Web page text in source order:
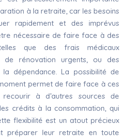
à la retraite, car les besoins
rapidement et des imprévus
nécessaire de faire face à des
que des frais médicaux
de rénovation urgents, ou des
dépendance. La possibilité de
permet de faire face à ces
à d’autres sources de
crédits à la consommation, qui
flexibilité est un atout précieux
préparer leur retraite en toute